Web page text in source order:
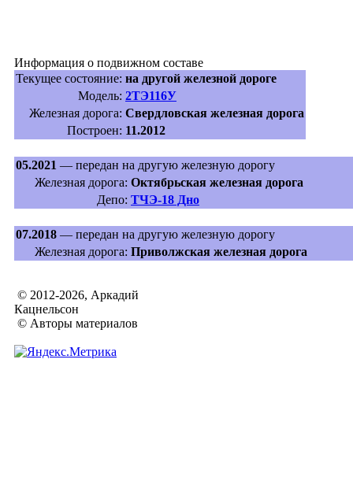
Информация о подвижном составе
Текущее состояние: на другой железной дороге
Модель: 2ТЭ116У
Железная дорога: Свердловская железная дорога
Построен: 11.2012
05.2021 — передан на другую железную дорогу
Железная дорога: Октябрьская железная дорога
Депо: ТЧЭ-18 Дно
07.2018 — передан на другую железную дорогу
Железная дорога: Приволжская железная дорога
© 2012-2026, Аркадий
Кацнельсон
© Авторы материалов